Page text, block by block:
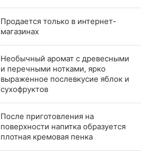
Продается только в интернет-
магазинах
Необычный аромат с древесными
и перечными нотками, ярко
выраженное послевкусие яблок и
сухофруктов
После приготовления на
поверхности напитка образуется
плотная кремовая пенка